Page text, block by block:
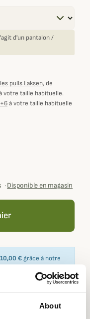
About
d'un pantalon /
pulls Laksen, de
votre taille habituelle.
à votre taille habituelle
·Disponible en magasin
10,00 € grâce à notre